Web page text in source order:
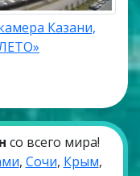
Казани,
со всего мира!
, Сочи, Крым,